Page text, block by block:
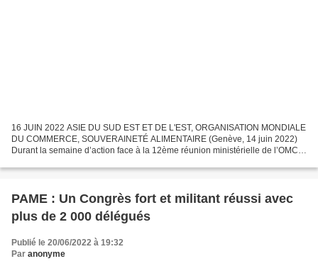
16 JUIN 2022 ASIE DU SUD EST ET DE L'EST, ORGANISATION MONDIALE
DU COMMERCE, SOUVERAINETÉ ALIMENTAIRE (Genève, 14 juin 2022)
Durant la semaine d’action face à la 12ème réunion ministérielle de l’OMC à
PAME : Un Congrès fort et militant réussi avec
plus de 2 000 délégués
Publié le 20/06/2022 à 19:32
Par anonyme